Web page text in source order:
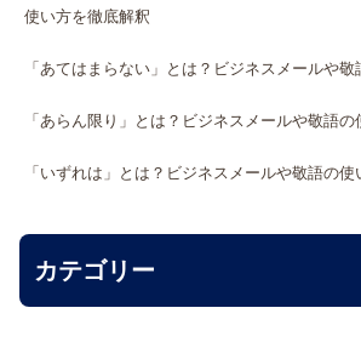
使い方を徹底解釈
「あてはまらない」とは？ビジネスメールや
「あらん限り」とは？ビジネスメールや敬語
「いずれは」とは？ビジネスメールや敬語の
カテゴリー